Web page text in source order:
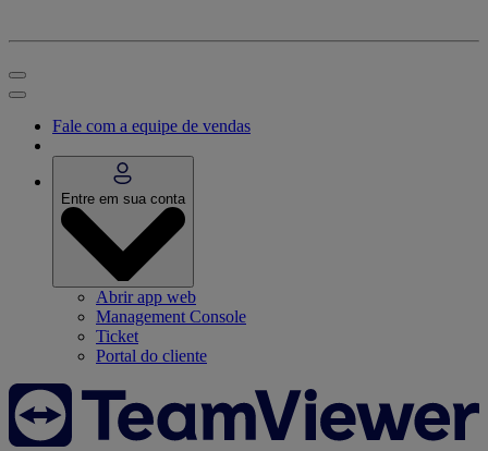
Fale com a equipe de vendas
Entre em sua conta
Abrir app web
Management Console
Ticket
Portal do cliente